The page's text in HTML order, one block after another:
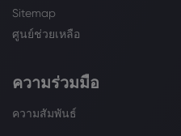
Sitemap
ศูนย์ช่วยเหลือ
ความร่วมมือ
ความสัมพันธ์